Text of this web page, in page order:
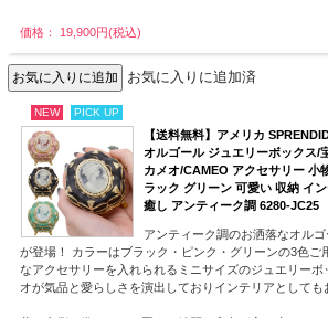
価格： 19,900円(税込)
お気に入りに追加済
NEW PICK UP
【送料無料】アメリカ
オルゴール ジュエリーボックス/
カメオ/CAMEO アクセサリー 小
ラック グリーン 可愛い 収納 イ
癒し アンティーク調 6280-JC25
アンティーク調のお洒落なオル
が登場！ カラーはブラック・ピンク・グリーンの3色ご
なアクセサリーを入れられるミニサイズのジュエリーボ
オが気品と愛らしさを演出しておりインテリアとしても